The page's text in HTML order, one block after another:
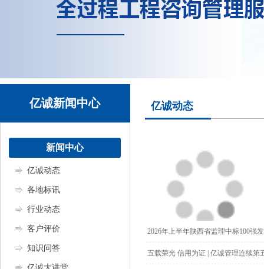
亿诚新闻中心
新闻中心
亿诚动态
各地标讯
行业动态
客户评价
知识问答
亿诚动态
2026年上半年陕西省监理中标100强
五载荣光 信用为证 | 亿诚管理连续第